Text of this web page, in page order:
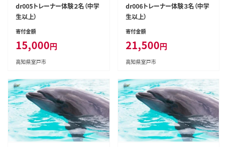
dr005トレーナー体験２名（中学
生以上）
寄付金額
15,000円
高知県室戸市
dr006トレーナー体験３名（中学
生以上）
寄付金額
21,500円
高知県室戸市